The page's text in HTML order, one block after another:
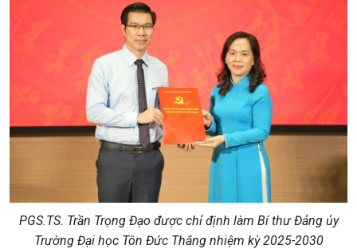
PGS.TS. Trần Trọng Đạo được chỉ định làm Bí thư Đảng ủy
Trường Đại học Tôn Đức Thắng nhiệm kỳ 2025-2030